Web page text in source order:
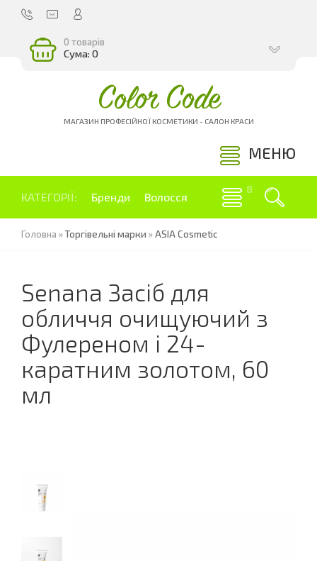
0 товарів
Сума: 0
Color Code
МАГАЗИН ПРОФЕСІЙНОЇ КОСМЕТИКИ - САЛОН КРАСИ
МЕНЮ
КАТЕГОРІЇ: Бренди Волосся
Головна »Торгівельні марки »ASIA Cosmetic
Senana Засіб для
обличчя очищуючий з
Фулереном і 24-
каратним золотом, 60
мл